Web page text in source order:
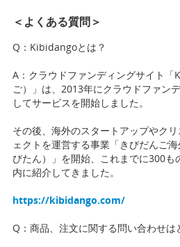
＜よくある質問＞
Q：Kibidangoとは？
A：クラウドファンディングサイト
ご）」は、2013年にクラウドファン
してサービスを開始しました。
その後、海外のスタートアップやク
ェクトを運営する事業「きびだんご
びたん）」を開始、これまでに300も
内に紹介してきました。
https://kibidango.com/
Q：商品、注文に関する問い合わせは